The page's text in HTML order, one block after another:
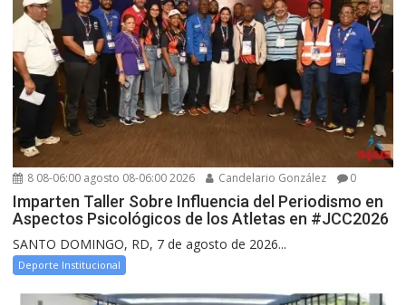
8 08-06:00 agosto 08-06:00 2026 Candelario González 0
Imparten Taller Sobre Influencia del Periodismo en
Aspectos Psicológicos de los Atletas en #JCC2026
SANTO DOMINGO, RD, 7 de agosto de 2026...
Deporte Institucional